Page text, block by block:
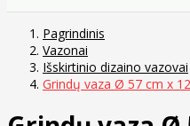
Pagrindinis
Vazonai
Išskirtinio dizaino vazovai
Grindų vaza Ø 57 cm x